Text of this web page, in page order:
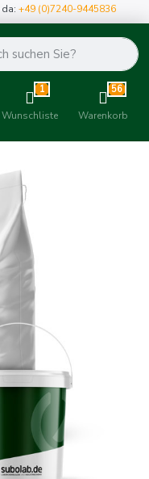
da:+49 (0)7240-9445836
1
Wunschliste
56
Warenkorb